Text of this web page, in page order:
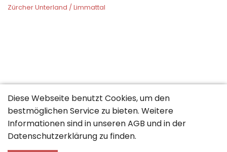
Zürcher Unterland / Limmattal
Diese Webseite benutzt Cookies, um den
bestmöglichen Service zu bieten. Weitere
Informationen sind in unserenAGB und in der
Datenschutzerklärung zu finden.